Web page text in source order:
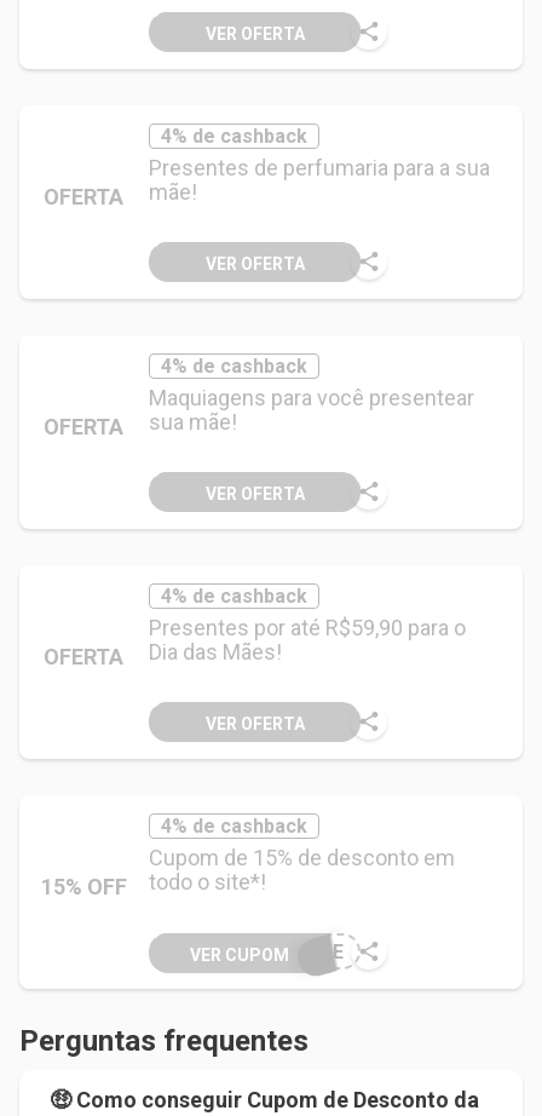
VER OFERTA
OFERTA
4% de cashback
Presentes de perfumaria para a sua
mãe!
VER OFERTA
OFERTA
4% de cashback
Maquiagens para você presentear
sua mãe!
VER OFERTA
OFERTA
4% de cashback
Presentes por até R$59,90 para o
Dia das Mães!
VER OFERTA
15% OFF
4% de cashback
Cupom de 15% de desconto em
todo o site*!
NZE
VER CUPOM
Perguntas frequentes
🤑 Como conseguir Cupom de Desconto da